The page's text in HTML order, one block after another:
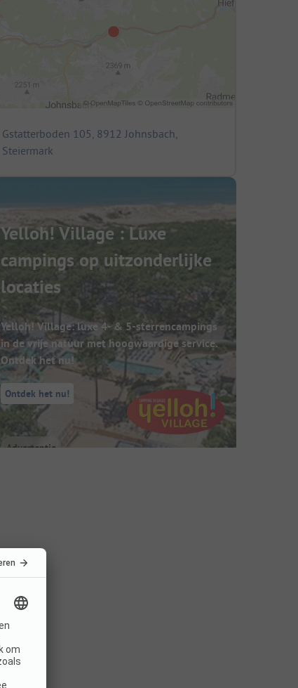
Gstatterboden 105, 8912 Johnsbach,
Steiermark
Yelloh! Village : Luxe
campings op uitzonderlijke
locaties
Yelloh! Village: luxe 4- & 5-sterrencampings
in de vrije natuur met hoogwaardige service.
Ontdek het nu!
Ontdek het nu!